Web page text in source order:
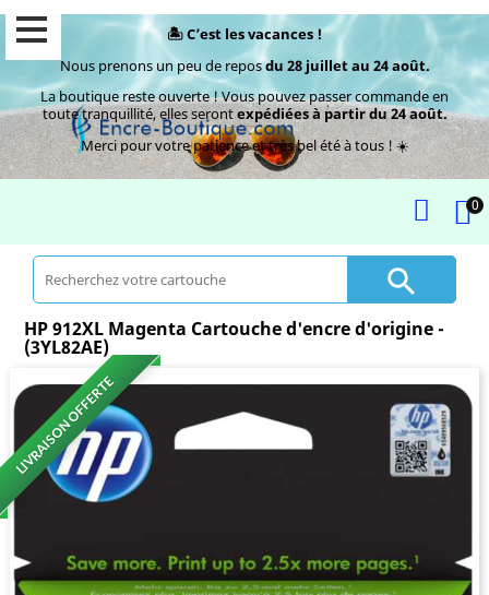
🏝️ C’est les vacances !
Nous prenons un peu de reposdu 28 juillet au 24 août.
La boutique reste ouverte ! Vous pouvez passer commande en
toute tranquillité, elles serontexpédiées à partir du 24 août.
Merci pour votre patience et très bel été à tous ! ☀️
0

HP 912XL Magenta Cartouche d'encre d'origine -
(3YL82AE)
LIVRAISON OFFERTE